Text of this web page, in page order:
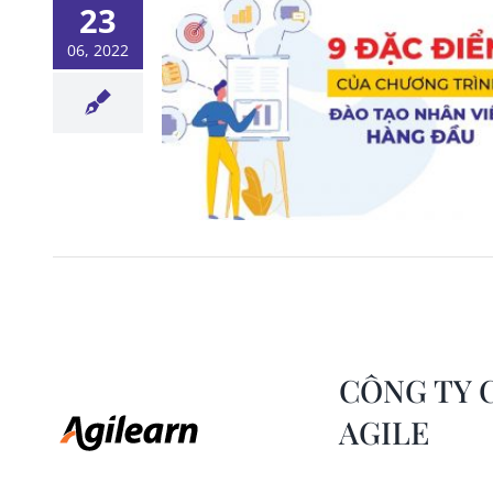
23
06, 2022
đào tạo
CÔNG TY
AGILE